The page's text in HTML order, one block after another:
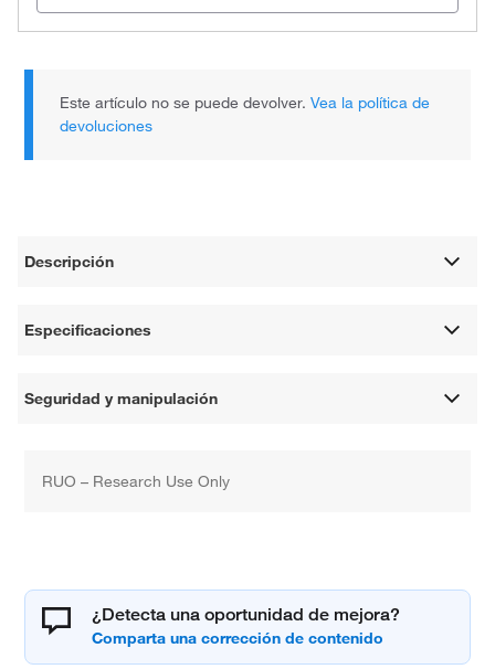
Este artículo no se puede devolver.Vea la política de
devoluciones
Descripción
Especificaciones
Seguridad y manipulación
RUO – Research Use Only
¿Detecta una oportunidad de mejora?